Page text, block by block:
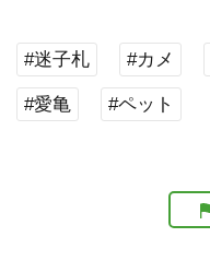
#迷子札 #カメ
#愛亀 #ペット